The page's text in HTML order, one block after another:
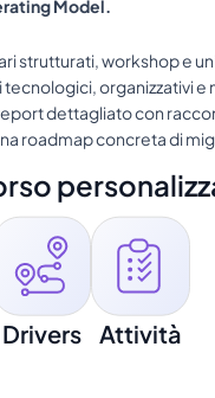
Model.
strutturati, workshop e
organizzativi e
dettagliato con
roadmap concreta di
Drivers Attività